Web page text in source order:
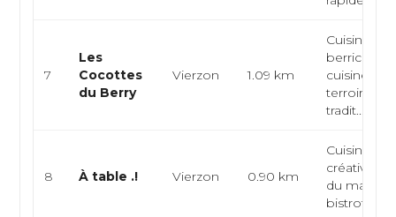
7
Les
Cocottes
du Berry
Vierzon 1.09 km
Cuisine
cuisine de
terroir,
tradit...
8 À table .! Vierzon 0.90 km
Cuisine
créative,
du marché,
bistrot ...